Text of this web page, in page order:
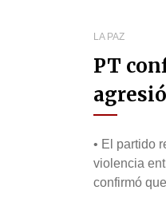
LA PAZ
PT
• El partido
violencia
confirmó